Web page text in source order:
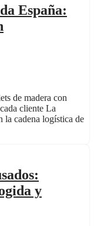
España:
de madera con
cliente La
la cadena logística de
y